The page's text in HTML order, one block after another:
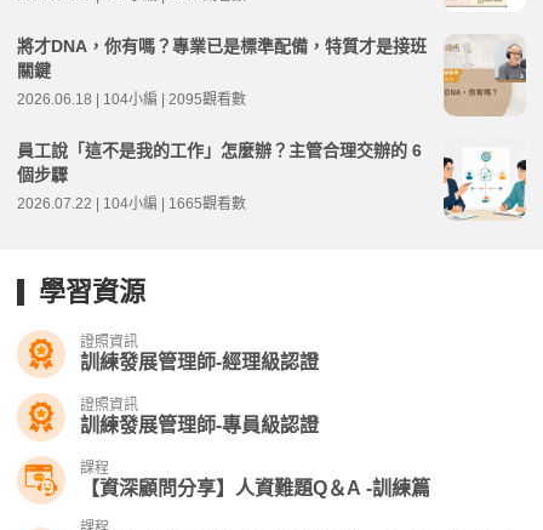
將才DNA，你有嗎？專業已是標準配備，特質才是接班
關鍵
2026.06.18 | 104小編 | 2095觀看數
員工說「這不是我的工作」怎麼辦？主管合理交辦的 6
個步驟
2026.07.22 | 104小編 | 1665觀看數
學習資源
證照資訊
訓練發展管理師-經理級認證
證照資訊
訓練發展管理師-專員級認證
課程
【資深顧問分享】人資難題Q＆A -訓練篇